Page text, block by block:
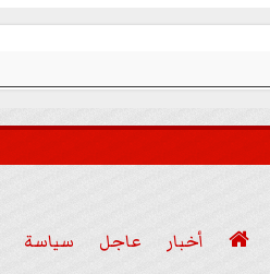
 أخبار عاجل سياسة